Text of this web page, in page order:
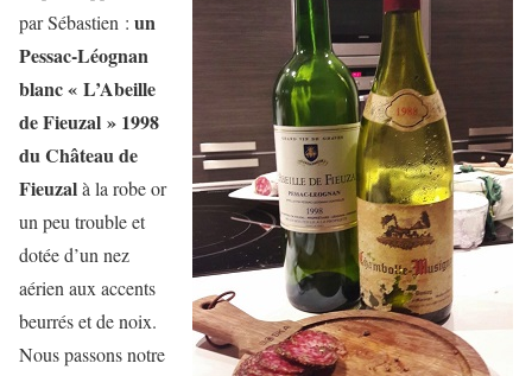
par Sébastien : un
Pessac-Léognan
blanc « L’Abeille
de Fieuzal » 1998
du Château de
Fieuzalà la robe or
un peu trouble et
dotée d’un nez
aérien aux accents
beurrés et de noix.
Nous passons notre